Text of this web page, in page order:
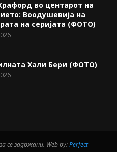
во центарот на
Воодушевија на
на серијата (ФОТО)
Хали Бери (ФОТО)
се задржани. Web by:Perfect